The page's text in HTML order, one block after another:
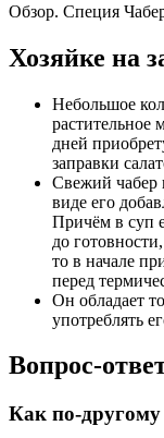
Обзор. Специя
Хозяйке на
Небольшое
растительное
дней
заправки
Свежий чабер
виде его
Причём в суп
до
то в начале
перед
Он обладает
употреблять
Вопрос-
Как по-другому